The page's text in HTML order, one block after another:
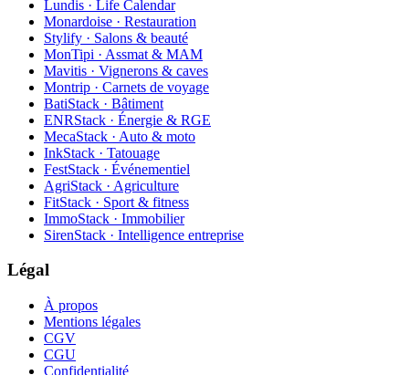
Lundis · Life Calendar
Monardoise · Restauration
Stylify · Salons & beauté
MonTipi · Assmat & MAM
Mavitis · Vignerons & caves
Montrip · Carnets de voyage
BatiStack · Bâtiment
ENRStack · Énergie & RGE
MecaStack · Auto & moto
InkStack · Tatouage
FestStack · Événementiel
AgriStack · Agriculture
FitStack · Sport & fitness
ImmoStack · Immobilier
SirenStack · Intelligence entreprise
Légal
À propos
Mentions légales
CGV
CGU
Confidentialité